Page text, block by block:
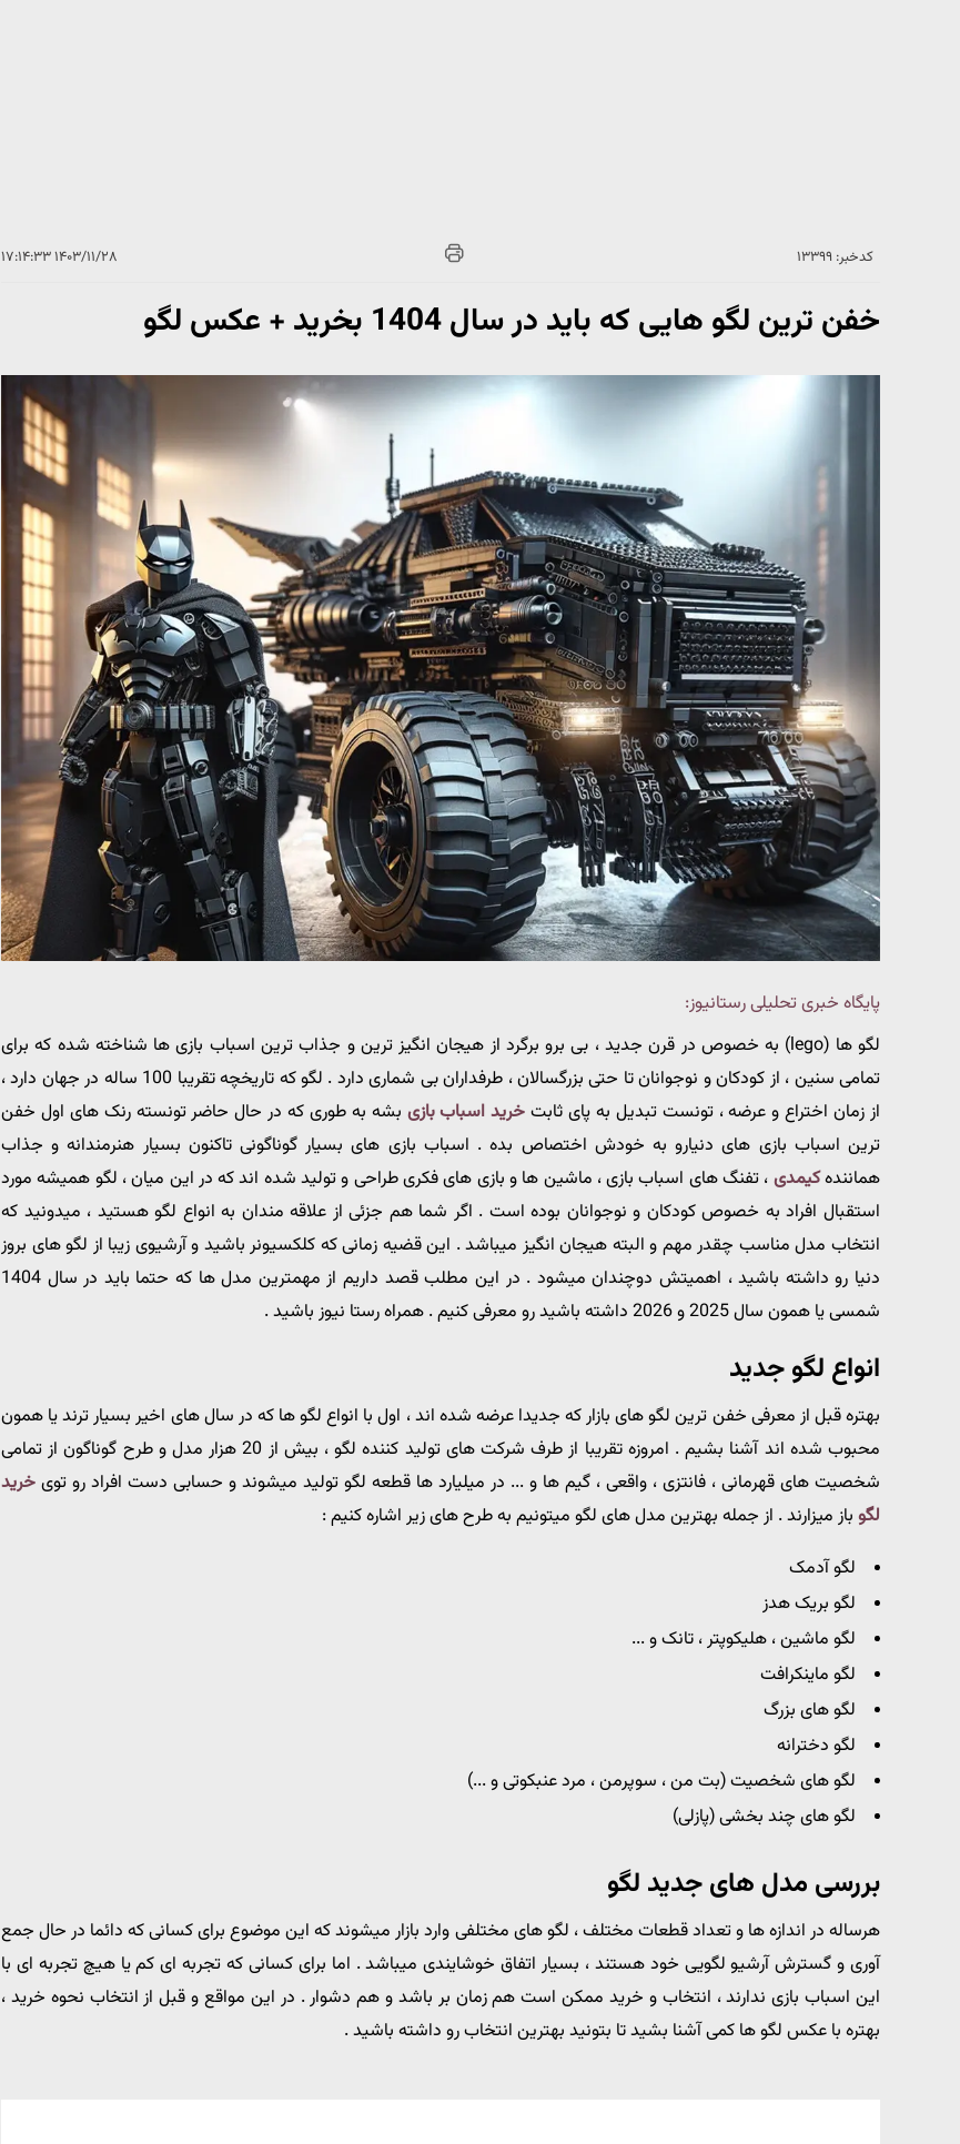
کدخبر: ۱۳۳۹۹ ۱۴۰۳/۱۱/۲۸ ۱۷:۱۴:۳۳
خفن ترین لگو هایی که باید در سال 1404 بخرید + عکس لگو
پایگاه خبری تحلیلی رستانیوز:
لگو ها (lego) به خصوص در قرن جدید ، بی برو برگرد از هیجان انگیز ترین و جذاب ترین اسباب بازی ها شناخته شده که برای
تمامی سنین ، از کودکان و نوجوانان تا حتی بزرگسالان ، طرفداران بی شماری دارد . لگو که تاریخچه تقریبا 100 ساله در جهان دارد ،
از زمان اختراع و عرضه ، تونست تبدیل به پای ثابت خرید اسباب بازی بشه به طوری که در حال حاضر تونسته رنک های اول خفن
ترین اسباب بازی های دنیارو به خودش اختصاص بده . اسباب بازی های بسیار گوناگونی تاکنون بسیار هنرمندانه و جذاب
همانندهکیمدی ، تفنگ های اسباب بازی ، ماشین ها و بازی های فکری طراحی و تولید شده اند که در این میان ، لگو همیشه مورد
استقبال افراد به خصوص کودکان و نوجوانان بوده است . اگر شما هم جزئی از علاقه مندان به انواع لگو هستید ، میدونید که
انتخاب مدل مناسب چقدر مهم و البته هیجان انگیز میباشد . این قضیه زمانی که کلکسیونر باشید و آرشیوی زیبا از لگو های بروز
دنیا رو داشته باشید ، اهمیتش دوچندان میشود . در این مطلب قصد داریم از مهمترین مدل ها که حتما باید در سال 1404
شمسی یا همون سال 2025 و 2026 داشته باشید رو معرفی کنیم . همراه رستا نیوز باشید .
انواع لگو جدید
بهتره قبل از معرفی خفن ترین لگو های بازار که جدیدا عرضه شده اند ، اول با انواع لگو ها که در سال های اخیر بسیار ترند یا همون
محبوب شده اند آشنا بشیم . امروزه تقریبا از طرف شرکت های تولید کننده لگو ، بیش از 20 هزار مدل و طرح گوناگون از تمامی
شخصیت های قهرمانی ، فانتزی ، واقعی ، گیم ها و ... در میلیارد ها قطعه لگو تولید میشوند و حسابی دست افراد رو توی خرید
لگو باز میزارند . از جمله بهترین مدل های لگو میتونیم به طرح های زیر اشاره کنیم :
لگو آدمک
لگو بریک هدز
لگو ماشین ، هلیکوپتر ، تانک و ...
لگو ماینکرافت
لگو های بزرگ
لگو دخترانه
لگو های شخصیت (بت من ، سوپرمن ، مرد عنبکوتی و ...)
لگو های چند بخشی (پازلی)
بررسی مدل های جدید لگو
هرساله در اندازه ها و تعداد قطعات مختلف ، لگو های مختلفی وارد بازار میشوند که این موضوع برای کسانی که دائما در حال جمع
آوری و گسترش آرشیو لگویی خود هستند ، بسیار اتفاق خوشایندی میباشد . اما برای کسانی که تجربه ای کم یا هیچ تجربه ای با
این اسباب بازی ندارند ، انتخاب و خرید ممکن است هم زمان بر باشد و هم دشوار . در این مواقع و قبل از انتخاب نحوه خرید ،
بهتره با عکس لگو ها کمی آشنا بشید تا بتونید بهترین انتخاب رو داشته باشید .